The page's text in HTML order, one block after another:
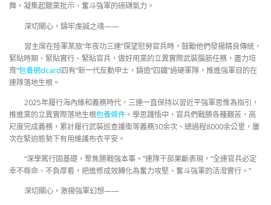
舞，凝集起聽黨批示、奮斗強軍的磅礴氣力。
深切關心，鑄牢虔誠之魂——
習主席在陸軍某旅“年夜功三連”探望慰勞官兵時，鼓勵他們發揚精良傳統，
緊貼時期、緊貼實行、緊貼官兵，做好用黨的立異實際武裝腦筋任務，盡力培
育“包養網dcard四有”新一代反動甲士，鑄造“四鐵”過硬軍隊，推進強軍目的在
連隊落地生根。
2025年履行海內維和義務時代，三連一直保持以習近平強軍思惟為指引，
推進黨的立異實際落地生根包養條件 。學思踐悟中，官兵們戰勝各種艱苦，高
尺度完成義務，累計履行武裝巡查護衛等義務30余次、總過程8000余公里，屢
次在緊迫態勢下有用維護布衣平安。
“深學篤行固基礎，聚焦勝戰強本事。”連隊干部果斷表現，“全連官兵必定
幸不辱命、不負厚看，把進修成效轉化為奮力攻堅、奮斗強軍的活潑實行。”
深切關心，激揚強軍幻想——